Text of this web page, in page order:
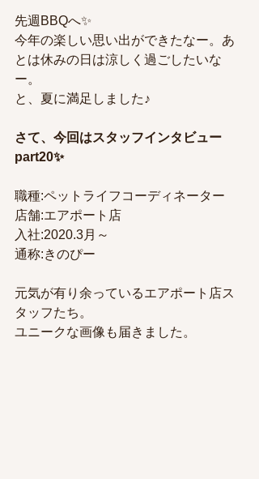
先週BBQへ✨
今年の楽しい思い出ができたなー。あ
とは休みの日は涼しく過ごしたいな
ー。
と、夏に満足しました♪
さて、今回はスタッフインタビュー
part20✨
職種:ペットライフコーディネーター
店舗:エアポート店
入社:2020.3月～
通称:きのぴー
元気が有り余っているエアポート店ス
タッフたち。
ユニークな画像も届きました。